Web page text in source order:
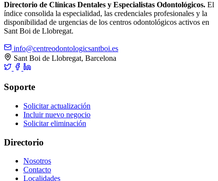
Directorio de Clínicas Dentales y Especialistas Odontológicos. El
índice consolida la especialidad, las credenciales profesionales y la
disponibilidad de urgencias de los centros odontológicos activos en
Sant Boi de Llobregat.
info@centreodontologicsantboi.es
Sant Boi de Llobregat, Barcelona
Soporte
Solicitar actualización
Incluir nuevo negocio
Solicitar eliminación
Directorio
Nosotros
Contacto
Localidades